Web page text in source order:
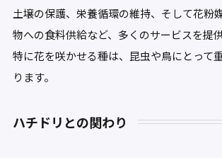
土壌の保護、栄養循環の維持、そして花粉
物への食料供給など、多くのサービスを提
特に花を咲かせる種は、昆虫や鳥にとって
ります。
ハチドリとの関わり